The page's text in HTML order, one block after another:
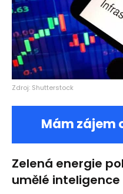
Zdroj: Shutterstock
Mám zájem
Zelená energie
umělé inteligence